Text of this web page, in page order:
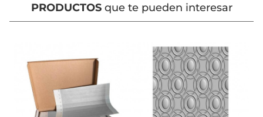
PRODUCTOSque te pueden interesar